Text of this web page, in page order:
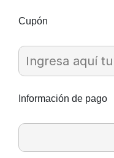
Cupón
Información de pago